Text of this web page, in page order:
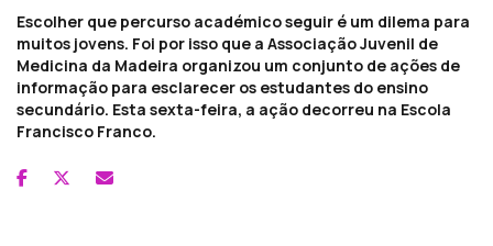
Escolher que percurso académico seguir é um dilema para
muitos jovens. Foi por isso que a Associação Juvenil de
Medicina da Madeira organizou um conjunto de ações de
informação para esclarecer os estudantes do ensino
secundário. Esta sexta-feira, a ação decorreu na Escola
Francisco Franco.